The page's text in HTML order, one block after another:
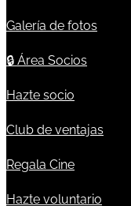
Galería de fotos
🔒 Área Socios
Hazte socio
Club de ventajas
Regala Cine
Hazte voluntario